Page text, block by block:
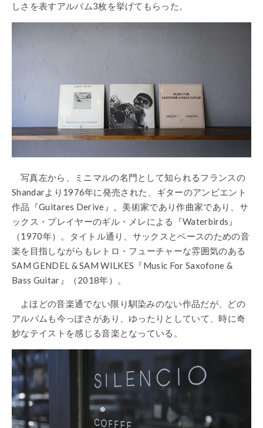
しさを表すアルバム3枚を挙げてもらった。
写真左から、ミニマルの名門として知られるフランスの
Shandarより1976年に発売された、ギターのアンビエント
作品『Guitares Derive』。美術家であり作曲家であり、サ
ックス・プレイヤーのギル・メレによる『Waterbirds』
（1970年）。タイトル通り、サックスとベースのための音
楽を目指しながらもレトロ・フューチャーな雰囲気のある
SAM GENDEL & SAM WILKES『Music For Saxofone &
Bass Guitar』（2018年）。
よほどの音楽通でない限り馴染みのない作品だが、どの
アルバムも今っぽさがあり、ゆったりとしていて、時に奇
妙なテイストを感じる音楽となっている。